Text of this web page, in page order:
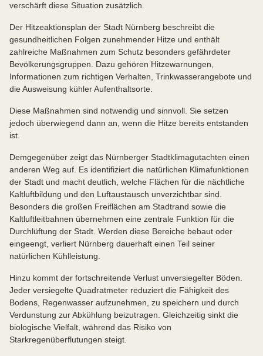
verschärft diese Situation zusätzlich.
Der Hitzeaktionsplan der Stadt Nürnberg beschreibt die
gesundheitlichen Folgen zunehmender Hitze und enthält
zahlreiche Maßnahmen zum Schutz besonders gefährdeter
Bevölkerungsgruppen. Dazu gehören Hitzewarnungen,
Informationen zum richtigen Verhalten, Trinkwasserangebote und
die Ausweisung kühler Aufenthaltsorte.
Diese Maßnahmen sind notwendig und sinnvoll. Sie setzen
jedoch überwiegend dann an, wenn die Hitze bereits entstanden
ist.
Demgegenüber zeigt das Nürnberger Stadtklimagutachten einen
anderen Weg auf. Es identifiziert die natürlichen Klimafunktionen
der Stadt und macht deutlich, welche Flächen für die nächtliche
Kaltluftbildung und den Luftaustausch unverzichtbar sind.
Besonders die großen Freiflächen am Stadtrand sowie die
Kaltluftleitbahnen übernehmen eine zentrale Funktion für die
Durchlüftung der Stadt. Werden diese Bereiche bebaut oder
eingeengt, verliert Nürnberg dauerhaft einen Teil seiner
natürlichen Kühlleistung.
Hinzu kommt der fortschreitende Verlust unversiegelter Böden.
Jeder versiegelte Quadratmeter reduziert die Fähigkeit des
Bodens, Regenwasser aufzunehmen, zu speichern und durch
Verdunstung zur Abkühlung beizutragen. Gleichzeitig sinkt die
biologische Vielfalt, während das Risiko von
Starkregenüberflutungen steigt.